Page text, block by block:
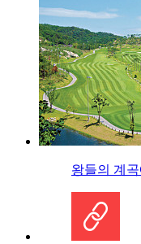
왕들의 계